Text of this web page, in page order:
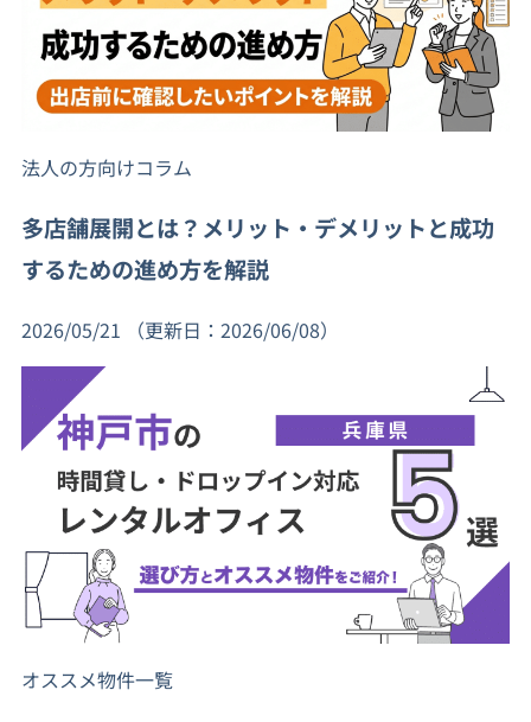
法人の方向けコラム
多店舗展開とは？メリット・デメリットと成功
するための進め方を解説
2026/05/21 （更新日：2026/06/08）
オススメ物件一覧